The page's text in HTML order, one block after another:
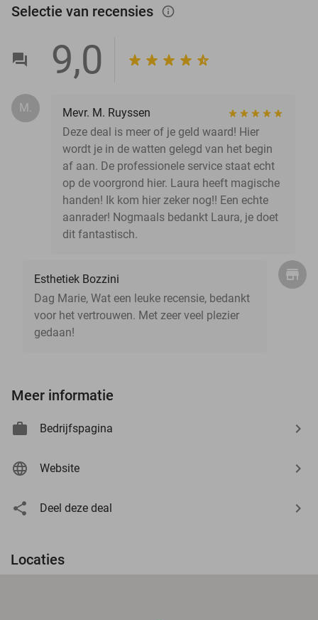
Selectie van recensies info_outlined
9,0
M.
Mevr. M. Ruyssen
Deze deal is meer of je geld waard! Hier
wordt je in de watten gelegd van het begin
af aan. De professionele service staat echt
op de voorgrond hier. Laura heeft magische
handen! Ik kom hier zeker nog!! Een echte
aanrader! Nogmaals bedankt Laura, je doet
dit fantastisch.
Esthetiek Bozzini
Dag Marie, Wat een leuke recensie, bedankt
voor het vertrouwen. Met zeer veel plezier
gedaan!
Meer informatie
Bedrijfspagina
Website
Deel deze deal
Locaties